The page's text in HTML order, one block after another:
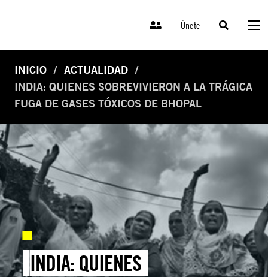
Únete
INICIO
ACTUALIDAD
INDIA: QUIENES SOBREVIVIERON A LA TRÁGICA
FUGA DE GASES TÓXICOS DE BHOPAL
INDIA: QUIENES